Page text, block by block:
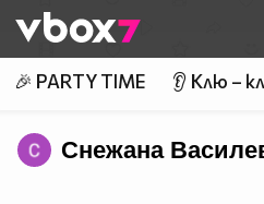
👾
🎉 PARTY TIME 👂 Клю –
Снежана